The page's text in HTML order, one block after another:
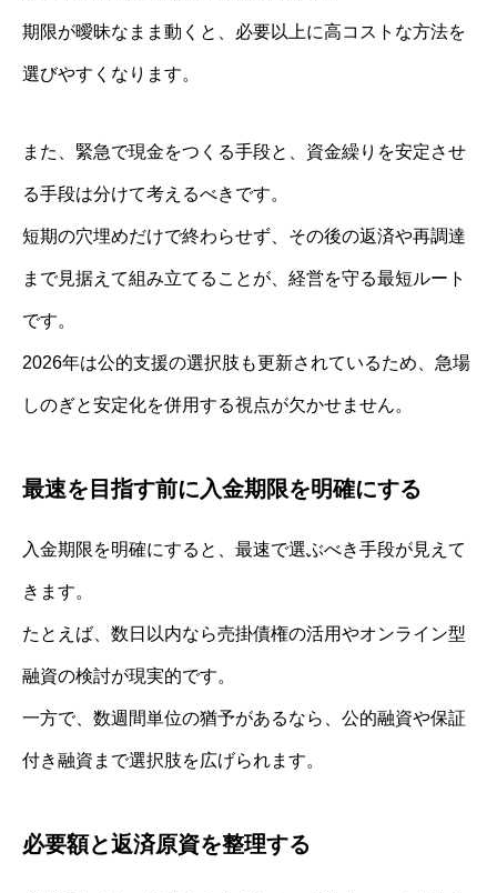
期限が曖昧なまま動くと、必要以上に高コストな方法を
選びやすくなります。
また、緊急で現金をつくる手段と、資金繰りを安定させ
る手段は分けて考えるべきです。
短期の穴埋めだけで終わらせず、その後の返済や再調達
まで見据えて組み立てることが、経営を守る最短ルート
です。
2026年は公的支援の選択肢も更新されているため、急場
しのぎと安定化を併用する視点が欠かせません。
最速を目指す前に入金期限を明確にする
入金期限を明確にすると、最速で選ぶべき手段が見えて
きます。
たとえば、数日以内なら売掛債権の活用やオンライン型
融資の検討が現実的です。
一方で、数週間単位の猶予があるなら、公的融資や保証
付き融資まで選択肢を広げられます。
必要額と返済原資を整理する